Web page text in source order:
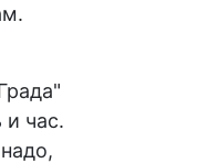
час.